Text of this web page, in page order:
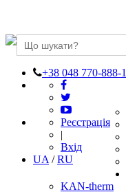
+38 048 770-888-1
Реєстрація
|
Вхід
UA /RU
KAN-therm